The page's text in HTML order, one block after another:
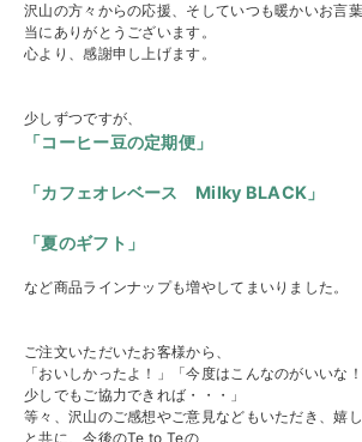
沢山の方々からの応援、そしていつも暖かいお言
当にありがとうございます。
心より、感謝申し上げます。
少しずつですが、
「コーヒー豆の定期便」
「カフェオレベース Milky BLACK」
「夏のギフト」
など商品ラインナップも増やしてまいりました。
ご注文いただいたお客様から、
「おいしかったよ！」「今度はこんなのがいいな
少しでもご協力できれば・・・」
等々、沢山のご感想やご意見などもいただき、嬉
と共に、今後のTe to Teの